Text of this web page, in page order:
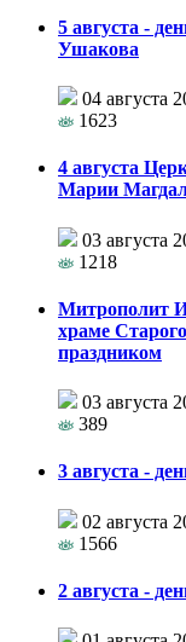
5 августа -
Ушакова
04 августа
1623
4 августа
Марии
03 августа
1218
Митрополит
храме
праздником
03 августа
389
3 августа -
02 августа
1566
2 августа -